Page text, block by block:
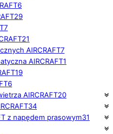
6
29
7
21
AIRCRAFT7
AIRCRAFT1
19
6
AIRCRAFT20
34
z napędem prasowym31